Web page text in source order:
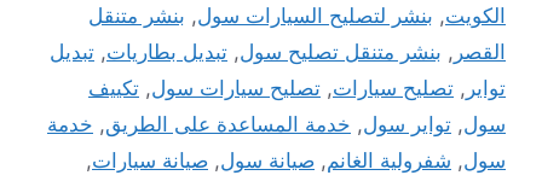
الكويت, بنشر لتصليح السيارات سول, بنشر متنقل
القصر , بنشر متنقل تصليح سول, تبديل بطاريات, تبديل
تواير , تصليح سيارات, تصليح سيارات سول, تكييف
سول, تواير سول, خدمة المساعدة على الطريق, خدمة
سول, شفرولية الغانم, صيانة سول, صيانة سيارات,